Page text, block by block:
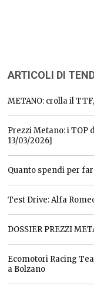
ARTICOLI DI
METANO: crolla il
Prezzi Metano: i TOP
13/03/2026]
Quanto spendi per
Test Drive: Alfa
DOSSIER PREZZI
Ecomotori Racing
a Bolzano